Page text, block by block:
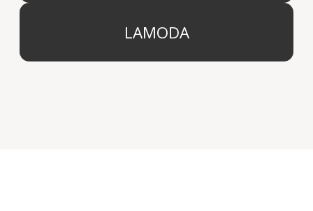
© 2024 Арида Хоум. Все права защищены